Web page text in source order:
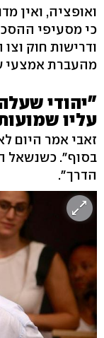
ואופציה, ואין
כי מסעיפי
ודרישות חוק
מהעברת אמצעי
"יהודי
עליו
זאבי אמר היום
בסוף". כשנשאל
הדרך".